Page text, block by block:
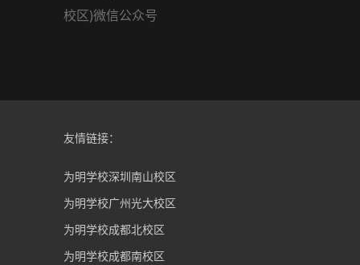
校区)微信公众号
友情链接：
为明学校深圳南山校区
为明学校广州光大校区
为明学校成都北校区
为明学校成都南校区